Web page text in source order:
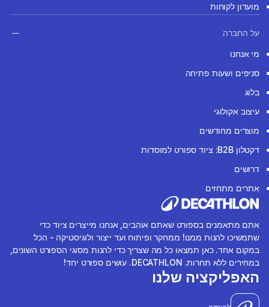
מועדון לקוחות
על החברה
מי אנחנו
סניפים ושעות פתיחה
בלוג
עיצוב אקולוגי
מוצרים מחודשים
דקטלון B2B: ציוד ספורט למוסדות
דרושים
אתרים מתחזים
אתם מתאמנים בספורט שאתם אוהבים, אנחנו מייצרים ציוד כדי
שתמשיכו להנות ממנו! ממחקר ופיתוח ועד ייצור ולוגיסטיקה - הכל
במקום אחד. כאן תמצאו כל מה שצריך כדי להנות מסוגי הספורט השונים,
במחירים ללא תחרות. DECATHLON. עושים ספורט יחד!
האפליקציה שלנו